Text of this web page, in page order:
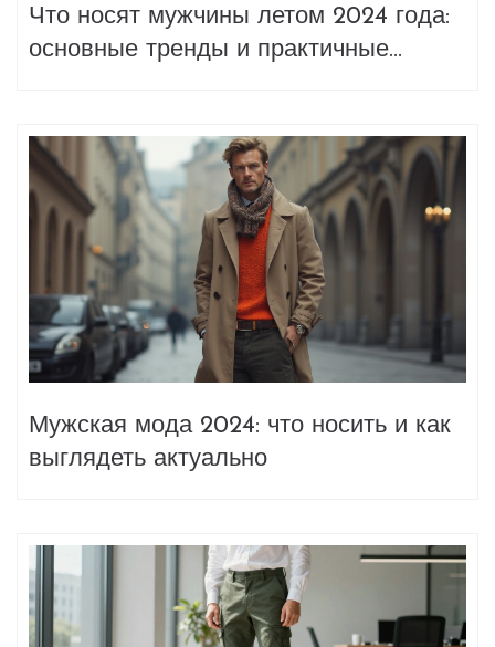
Что носят мужчины летом 2024 года:
основные тренды и практичные
Мужская мода 2024: что носить и как
выглядеть актуально